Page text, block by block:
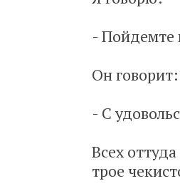
- Пойдемте
Он говорит:
- С
Всех
трое